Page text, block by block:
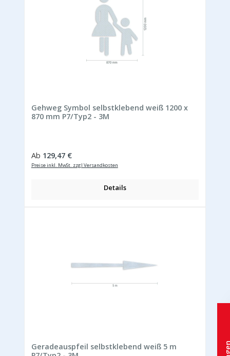
Gehweg Symbol selbstklebend weiß 1200 x
870 mm P7/Typ2 - 3M
Regulärer Preis:
Ab 129,47 €
Preise inkl. MwSt. zzgl Versandkosten
Details
Geradeauspfeil selbstklebend weiß 5 m